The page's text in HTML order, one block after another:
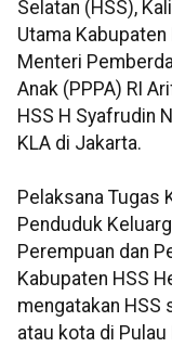
Selatan (HSS),
Utama Kabupaten
Menteri
Anak (PPPA) RI
HSS H Syafrudin
KLA di Jakarta.
Pelaksana Tugas
Penduduk
Perempuan dan
Kabupaten HSS
mengatakan HSS
atau kota di